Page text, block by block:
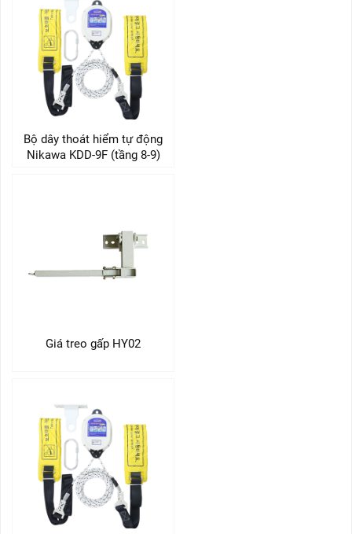
Bộ dây thoát hiểm tự động
Nikawa KDD-9F (tầng 8-9)
Giá treo gấp HY02